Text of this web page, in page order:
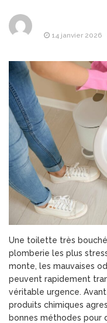
25 mars
bague
t-elle à
25 mars
Lafarge :
24 mars
Informé
dans les
14 janvier 2026
Une toilette très
plomberie les plus
monte, les mauvaises
peuvent rapidement
véritable urgence.
produits chimiques
bonnes méthodes pour